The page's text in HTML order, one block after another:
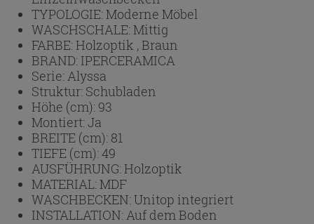
TYPOLOGIE:Moderne Möbel
WASCHSCHALE:Mittig
FARBE:Holzoptik , Braun
BRAND: IPERCERAMICA
Serie: Alyssa
Struktur: Schubladen
Höhe (cm): 93
Montiert:Ja
BREITE (cm): 81
TIEFE (cm):49
AUSFÜHRUNG:Holzoptik
MATERIAL:MDF
WASCHBECKEN:Unitop integriert
INSTALLATION: Auf dem Boden